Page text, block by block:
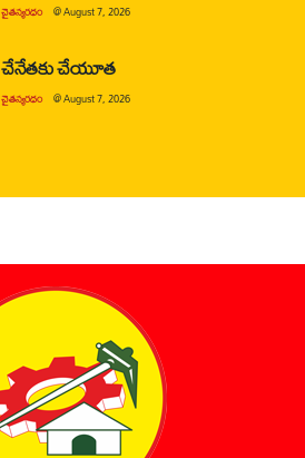
చైతన్యరధం @August 7, 2026
చేనేతకు చేయూత
చైతన్యరధం @August 7, 2026